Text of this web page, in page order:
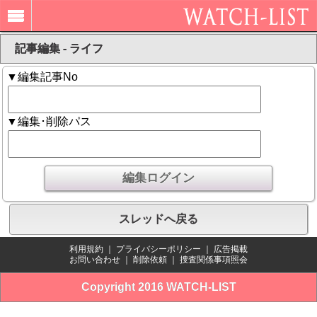
記事編集 - ライフ
▼編集記事No
▼編集･削除パス
スレッドへ戻る
利用規約 プライバシーポリシー
広告掲載
お問い合わせ
削除依頼 捜査関係事項照会
Copyright 2016 WATCH-LIST